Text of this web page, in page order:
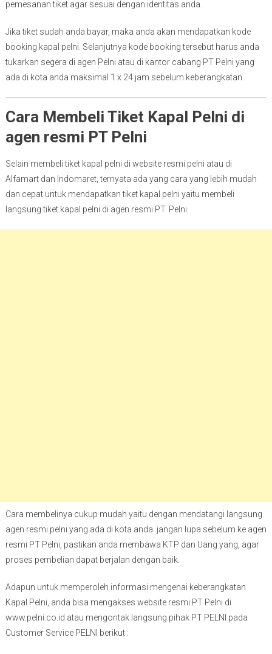
pemesanan tiket agar sesuai dengan identitas anda.
Jika tiket sudah anda bayar, maka anda akan mendapatkan kode
booking kapal pelni. Selanjutnya kode booking tersebut harus anda
tukarkan segera di agen Pelni atau di kantor cabang PT Pelni yang
ada di kota anda maksimal 1 x 24 jam sebelum keberangkatan.
Cara Membeli Tiket Kapal Pelni di
agen resmi PT Pelni
Selain membeli tiket kapal pelni di website resmi pelni atau di
Alfamart dan Indomaret, ternyata ada yang cara yang lebih mudah
dan cepat untuk mendapatkan tiket kapal pelni yaitu membeli
langsung tiket kapal pelni di agen resmi PT. Pelni.
Cara membelinya cukup mudah yaitu dengan mendatangi langsung
agen resmi pelni yang ada di kota anda. jangan lupa sebelum ke agen
resmi PT Pelni, pastikan anda membawa KTP dan Uang yang, agar
proses pembelian dapat berjalan dengan baik.
Adapun untuk memperoleh informasi mengenai keberangkatan
Kapal Pelni, anda bisa mengakses website resmi PT Pelni di
www.pelni.co.id atau mengontak langsung pihak PT PELNI pada
Customer Service PELNI berikut :